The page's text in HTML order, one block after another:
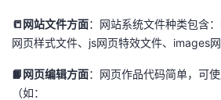
📒网站文件方面：网站系统文件种类包含
网页样式文件、js网页特效文件、images网
📙网页编辑方面：网页作品代码简单，可
（如：